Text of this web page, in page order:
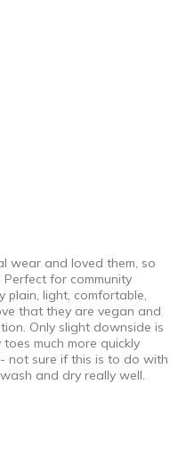
width
size
wear and loved them, so
for community
plain, light, comfortable,
that they are vegan and
Only slight downside is
much more quickly
not sure if this is to do with
and dry really well.